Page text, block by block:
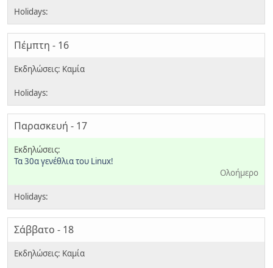
Πέμπτη - 16
Παρασκευή - 17
Τα 30α γενέθλια του Linux!
Ολοήμερο
Σάββατο - 18